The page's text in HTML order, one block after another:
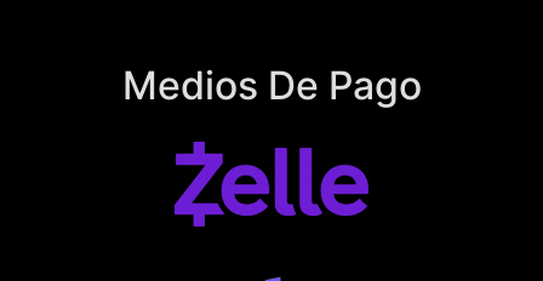
Medios De Pago